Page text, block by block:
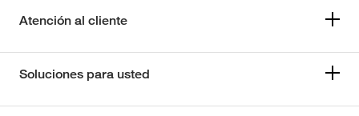
Atención al cliente
Soluciones para usted